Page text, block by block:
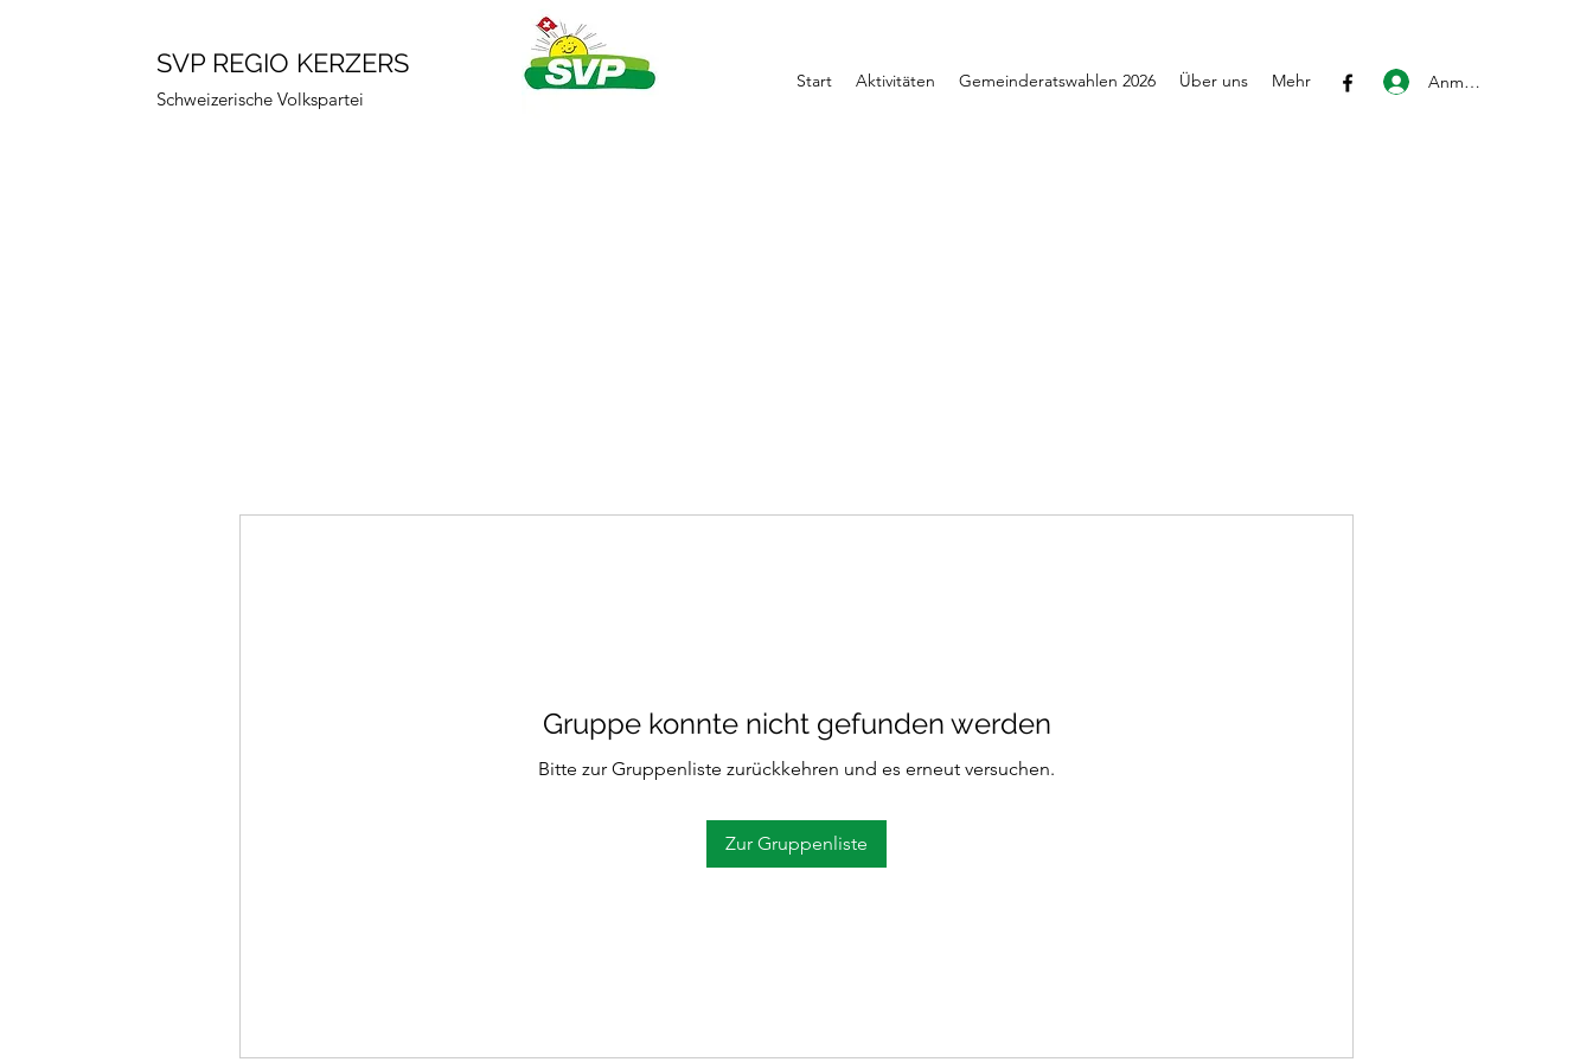
SVP REGIO KERZERS
Schweizerische Volkspartei
Start Aktivitäten Gemeinderatswahlen 2026 Über uns Mehr Anmelden
Gruppe konnte nicht gefunden werden
Bitte zur Gruppenliste zurückkehren und es erneut versuchen.
Zur Gruppenliste